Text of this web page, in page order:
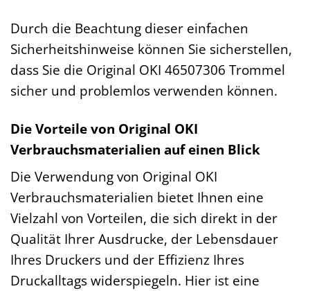
Durch die Beachtung dieser einfachen
Sicherheitshinweise können Sie sicherstellen,
dass Sie die Original OKI 46507306 Trommel
sicher und problemlos verwenden können.
Die Vorteile von Original OKI
Verbrauchsmaterialien auf einen Blick
Die Verwendung von Original OKI
Verbrauchsmaterialien bietet Ihnen eine
Vielzahl von Vorteilen, die sich direkt in der
Qualität Ihrer Ausdrucke, der Lebensdauer
Ihres Druckers und der Effizienz Ihres
Druckalltags widerspiegeln. Hier ist eine